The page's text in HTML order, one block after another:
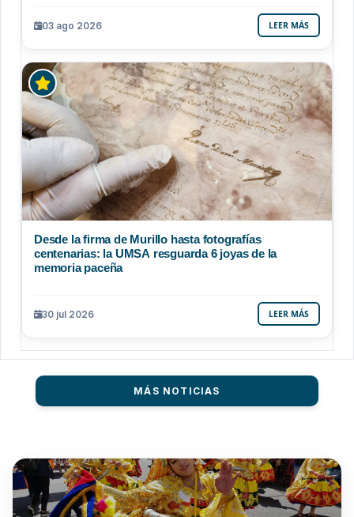
03 ago 2026 LEER MÁS
Desde la firma de Murillo hasta fotografías
centenarias: la UMSA resguarda 6 joyas de la
memoria paceña
30 jul 2026 LEER MÁS
MÁS NOTICIAS